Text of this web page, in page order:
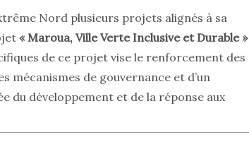
Nord plusieurs projets alignés à sa
« Maroua, Ville Verte Inclusive et Durable »
de ce projet vise le renforcement des
mécanismes de gouvernance et d’un
du développement et de la réponse aux